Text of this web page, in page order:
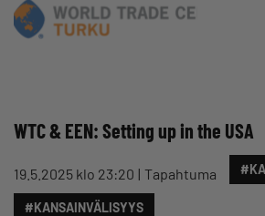
WTC & EEN: Setting up in the USA
19.5.2025 klo 23:20 Tapahtuma
#KANSAINVÄLISYYS